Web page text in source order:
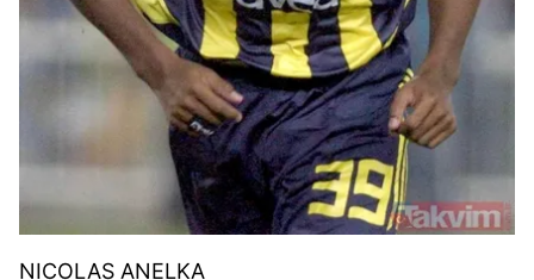
NICOLAS ANELKA